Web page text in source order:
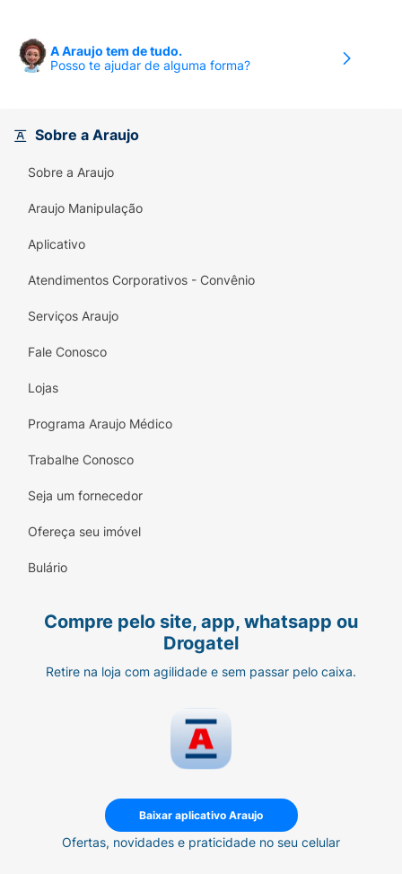
estampas geométricas modernas
funcionalidade e estilo em um único produto.
Ultra Portátil:
espaço e facilita o transporte diário.
Leveza Superior:
mochila.
Versatilidade de Estilos:Disponível em
(enviadas conforme disponibilidade).
Secagem Rápida:
fechamento práticos com deslize suave.
Ficha Técnica:
Marca:LM.
Conteúdo:
acordo com o estoque).
Mini dobrável / Manual.
A Araujo tem de tudo.
Posso te ajudar de alguma forma?
Sobre a Araujo
Sobre a Araujo
Araujo Manipulação
Aplicativo
Atendimentos Corporativos - Convênio
Serviços Araujo
Fale Conosco
Lojas
Programa Araujo Médico
Trabalhe Conosco
Seja um fornecedor
Ofereça seu imóvel
Bulário
Compre pelo site, app, whatsapp ou
Drogatel
Retire na loja com agilidade e sem passar pelo caixa.
Baixar aplicativo Araujo
Ofertas, novidades e praticidade no seu celular